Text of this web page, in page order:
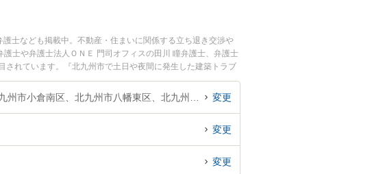
士なども掲載中。不動産・住まいに関係する立ち退き交渉や
士や弁護士法人ＯＮＥ 門司オフィスの田川 瞳弁護士、弁護士
れています。『北九州市で土日や夜間に発生した建築トラブ
い』『初回相談無料で建築トラブルを法律相談できる北九州市
変更
変更
変更